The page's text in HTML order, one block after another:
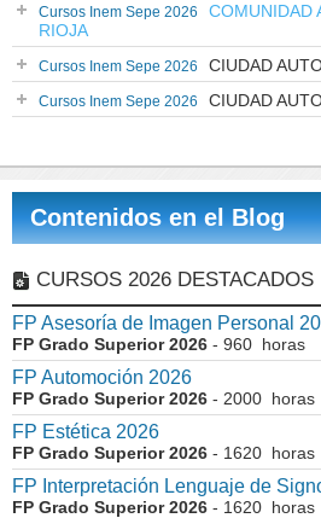
Cursos Inem Sepe 2026
COMUNIDAD
RIOJA
Cursos Inem Sepe 2026 CIUDAD
Cursos Inem Sepe 2026 CIUDAD
Contenidos en el Blog
CURSOS 2026 DESTACADOS
FP Asesoría de Imagen Personal
FP Grado Superior 2026 - 960 horas
FP Automoción 2026
FP Grado Superior 2026 - 2000 horas
FP Estética 2026
FP Grado Superior 2026 - 1620 horas
FP Interpretación Lenguaje de
FP Grado Superior 2026 - 1620 horas